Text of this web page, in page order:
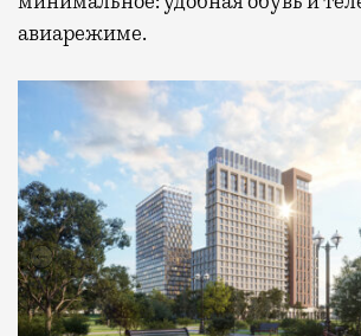
авиарежиме.